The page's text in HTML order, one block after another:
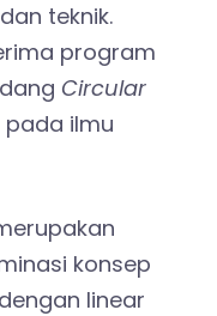
teknik.
program
Circular
pada ilmu
konsep
linear